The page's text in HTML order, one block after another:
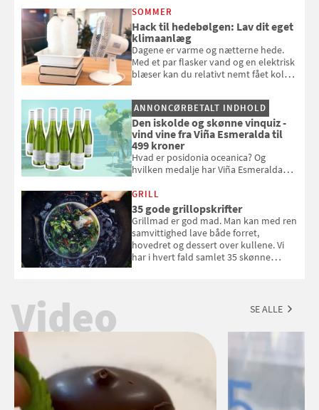
opmærksom, når du smider
badebassinet eller et badedyr ud
SOMMER
Hack til hedebølgen: Lav dit eget
klimaanlæg
Dagene er varme og nætterne hede.
Med et par flasker vand og en elektrisk
blæser kan du relativt nemt fået koldt
og se, hvordan du gør
ANNONCØRBETALT INDHOLD
Den iskolde og skønne vinquiz -
vind vine fra Viña Esmeralda til
499 kroner
Hvad er posidonia oceanica? Og
hvilken medalje har Viña Esmeralda
med i Samvirkes skønne vinquiz, hvor
du kan vinde 6 flasker vin fra Viña
Esmeralda. Konkurrencen slutter 1.
september 2026.
GRILL
35 gode grillopskrifter
Grillmad er god mad. Man kan med ren
samvittighed lave både forret,
hovedret og dessert over kullene. Vi
har i hvert fald samlet 35 skønne
Video SE ALLE